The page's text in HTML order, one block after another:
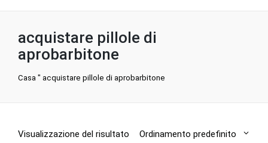
acquistare pillole di
aprobarbitone
Casa " acquistare pillole di aprobarbitone
Visualizzazione del risultato Ordinamento predefinito